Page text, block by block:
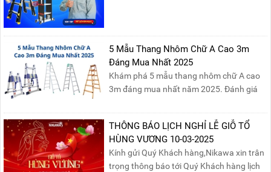
phần quà siêu hấp dẫn và mua sắm
những sản phẩm thang chính hãng với
mức giá không thể tốt hơn!Tham gia
Mega Live, bạn sẽ nhận được gì?...
5 Mẫu Thang Nhôm Chữ A Cao 3m
Đáng Mua Nhất 2025
Khám phá 5 mẫu thang nhôm chữ A cao
3m đáng mua nhất năm 2025. Đánh giá
sản phẩm phù hợp!
THÔNG BÁO LỊCH NGHỈ LỄ GIỖ TỔ
HÙNG VƯƠNG 10-03-2025
Kính gửi Quý Khách hàng,Nikawa xin trân
trọng thông báo tới Quý Khách hàng lịch